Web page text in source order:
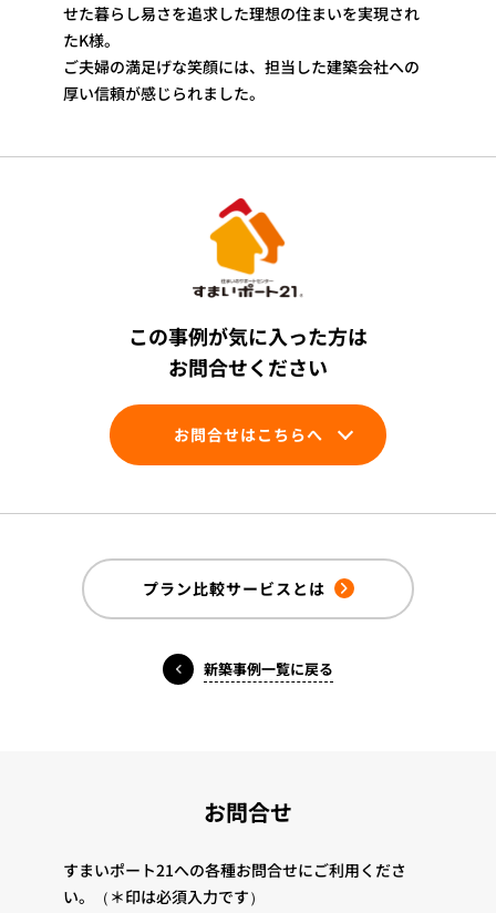
せた暮らし易さを追求した理想の住まいを実現され
たK様。
ご夫婦の満足げな笑顔には、担当した建築会社への
厚い信頼が感じられました。
この事例が気に入った方は
お問合せください
お問合せはこちらへ
プラン比較サービスとは
新築事例一覧に戻る
お問合せ
すまいポート21への各種お問合せにご利用くださ
い。
（＊印は必須入力です）